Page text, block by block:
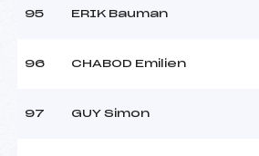
95 ERIK Bauman
96 CHABOD Emilien
97 GUY Simon